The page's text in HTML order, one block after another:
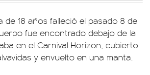
de 18 años falleció el pasado 8 de
fue encontrado debajo de la
en el Carnival Horizon, cubierto
y envuelto en una manta.